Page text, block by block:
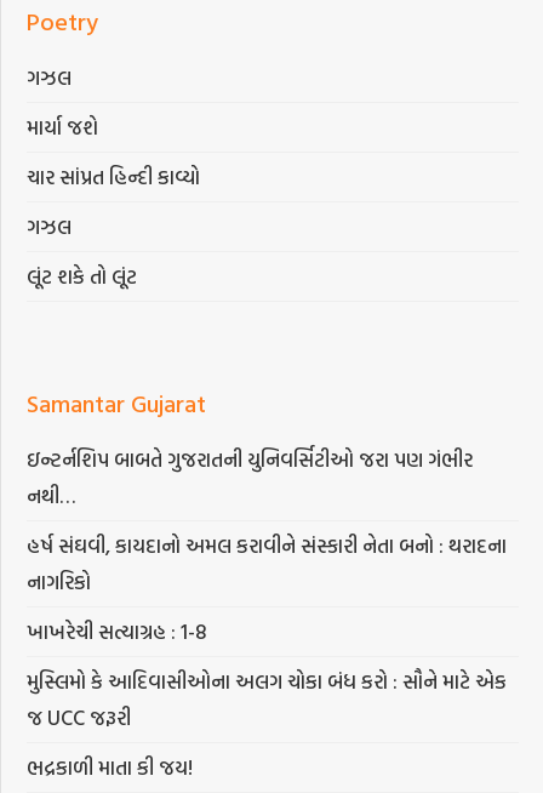
Poetry
ગઝલ
માર્યા જશે
ચાર સાંપ્રત હિન્દી કાવ્યો
ગઝલ
લૂંટ શકે તો લૂંટ
Samantar Gujarat
ઇન્ટર્નશિપ બાબતે ગુજરાતની યુનિવર્સિટીઓ જરા પણ ગંભીર
નથી…
હર્ષ સંઘવી, કાયદાનો અમલ કરાવીને સંસ્કારી નેતા બનો : થરાદના
નાગરિકો
ખાખરેચી સત્યાગ્રહ : 1-8
મુસ્લિમો કે આદિવાસીઓના અલગ ચોકા બંધ કરો : સૌને માટે એક
જ UCC જરૂરી
ભદ્રકાળી માતા કી જય!